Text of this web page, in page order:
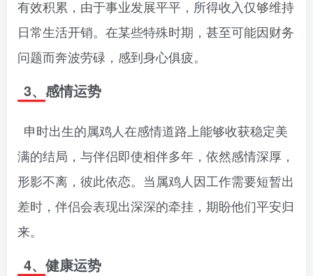
有效积累，由于事业发展平平，所得收入仅够维持
日常生活开销。在某些特殊时期，甚至可能因财务
问题而奔波劳碌，感到身心俱疲。
3、感情运势
申时出生的属鸡人在感情道路上能够收获稳定美
满的结局，与伴侣即使相伴多年，依然感情深厚，
形影不离，彼此依恋。当属鸡人因工作需要短暂出
差时，伴侣会表现出深深的牵挂，期盼他们平安归
来。
4、健康运势